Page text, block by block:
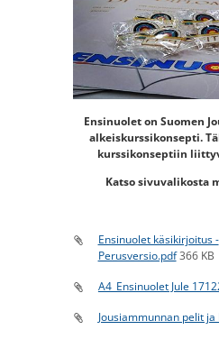
Ensinuolet on Suomen
alkeiskurssikonsepti.
kurssikonseptiin
Katso sivuvalikosta
Ensinuolet käsikirjoitus -
Perusversio.pdf 366 KB
A4_Ensinuolet Jule
Jousiammunnan pelit